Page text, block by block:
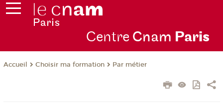
Centre Cnam Paris
Accueil Choisir ma formation Par métier